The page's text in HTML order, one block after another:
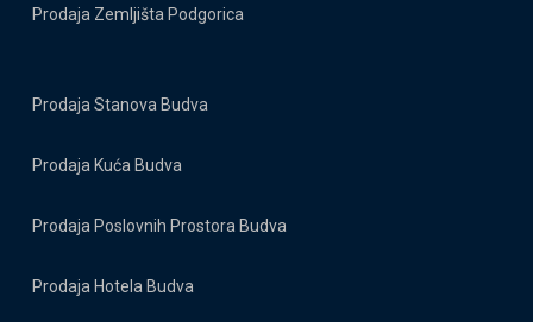
Prodaja Zemljišta Podgorica
Prodaja Stanova Budva
Prodaja Kuća Budva
Prodaja Poslovnih Prostora Budva
Prodaja Hotela Budva